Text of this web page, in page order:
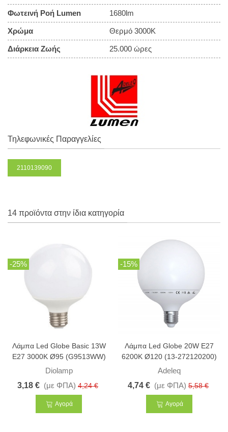
Φωτεινή Ροή Lumen 1680lm
Χρώμα Θερμό 3000Κ
Διάρκεια Ζωής 25.000 ώρες
Τηλεφωνικές Παραγγελίες
2110139090
14 προϊόντα στην ίδια κατηγορία
-25%
Λάμπα Led Globe Basic 13W
E27 3000K Ø95 (G9513WW)
Diolamp
3,18 € (με ΦΠΑ) 4,24 €
Αγορά
-15%
Λάμπα Led Globe 20W E27
6200K Ø120 (13-272120200)
Adeleq
4,74 € (με ΦΠΑ) 5,58 €
Αγορά